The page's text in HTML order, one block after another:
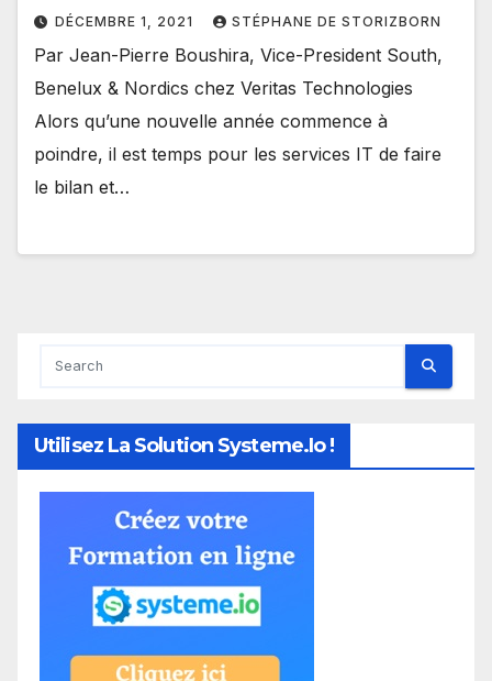
DÉCEMBRE 1, 2021 STÉPHANE DE STORIZBORN
Par Jean-Pierre Boushira, Vice-President South,
Benelux & Nordics chez Veritas Technologies
Alors qu’une nouvelle année commence à
poindre, il est temps pour les services IT de faire
le bilan et…
Utilisez La Solution Systeme.io !